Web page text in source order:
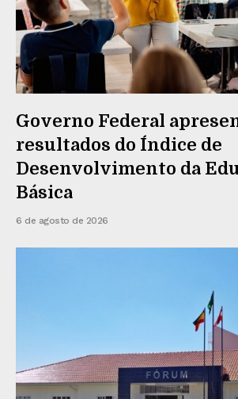
Governo Federal
resultados do Índice de
Desenvolvimento da
Básica
6 de agosto de 2026